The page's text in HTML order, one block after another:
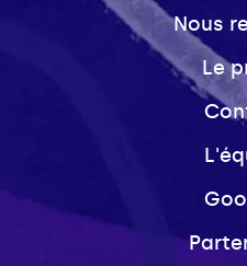
Nous
Le